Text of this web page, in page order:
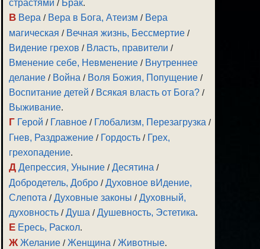
страстями / Брак.
В Вера / Вера в Бога, Атеизм / Вера
магическая / Вечная жизнь, Бессмертие /
Видение грехов / Власть, правители /
Вменение себе, Невменение / Внутреннее
делание / Война / Воля Божия, Попущение /
Воспитание детей / Всякая власть от Бога? /
Выживание.
Г Герой / Главное / Глобализм, Перезагрузка /
Гнев, Раздражение / Гордость / Грех,
грехопадение.
Д Депрессия, Уныние /Десятина /
Добродетель, Добро /Духовное вИдение,
Слепота /Духовные законы /Духовный,
духовность /Душа /Душевность, Эстетика.
Е Ересь, Раскол.
Ж Желание /Женщина /Животные.